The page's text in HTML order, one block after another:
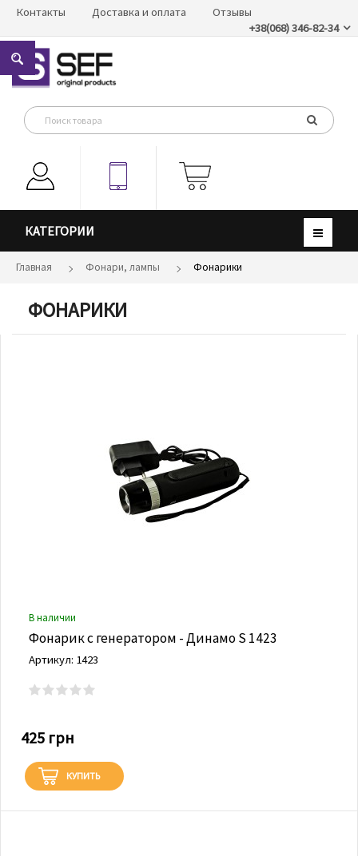
Контакты Доставка и оплата
Отзывы
+38(068) 346-82-34
КАТЕГОРИИ
Главная Фонари, лампы Фонарики
ФОНАРИКИ
В наличии
Фонарик с генератором - Динамо S 1423
Артикул: 1423
425 грн
КУПИТЬ